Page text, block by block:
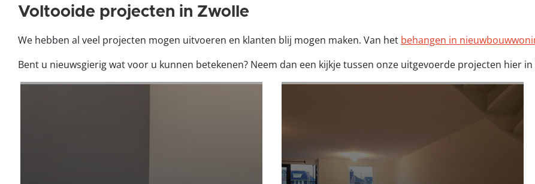
Voltooide projecten in Zwolle
We hebben al veel projecten mogen uitvoeren en klanten blij mogen maken. Van het behangen in
Bent u nieuwsgierig wat voor u kunnen betekenen? Neem dan een kijkje tussen onze uitgevoerde projecten hier in